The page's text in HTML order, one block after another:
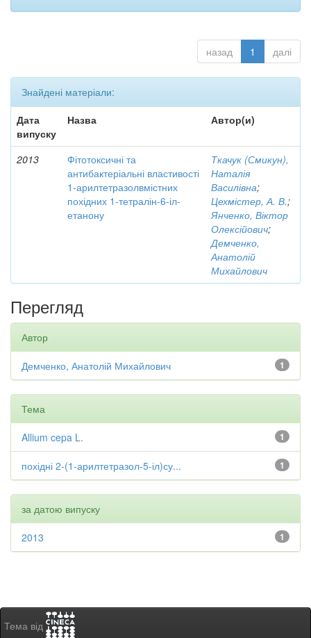
назад 1 далі
Знайдені матеріали:
Дата
випуску
Назва Автор(и)
2013
Фітотоксичні та
антибактеріальні властивості
1-арилтетразолвмістних
похідних 1-тетралін-6-іл-
етанону
Ткачук (Смикун),
Наталія
Василівна;
Цехмістер, А. В.;
Янченко, Віктор
Олексійович;
Демченко,
Анатолій
Михайлович
Перегляд
Автор
1
Демченко, Анатолій Михайлович
Тема
1
Allium cepa L.
1
похідні 2-(1-арилтетразол-5-іл)су...
за датою випуску
1
2013
Тема від